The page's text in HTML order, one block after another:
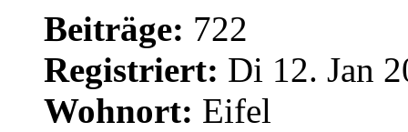
Beiträge: 722
Registriert: Di 12. Jan
Wohnort: Eifel